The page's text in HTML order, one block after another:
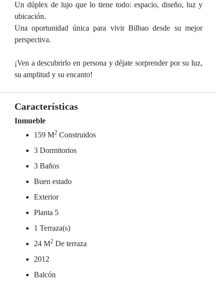
Un dúplex de lujo que lo tiene todo: espacio, diseño, luz y
ubicación.
Una oportunidad única para vivir Bilbao desde su mejor
perspectiva.
¡Ven a descubrirlo en persona y déjate sorprender por su luz,
su amplitud y su encanto!
Características
Inmueble
159 M2 Construidos
3 Dormitorios
3 Baños
Buen estado
Exterior
Planta 5
1 Terraza(s)
24 M2 De terraza
2012
Balcón